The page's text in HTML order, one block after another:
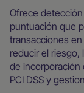
Ofrece
puntuación que
transacciones
reducir el riesgo,
de incorporación
PCI DSS y